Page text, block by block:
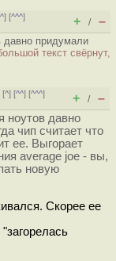
] [^^^]
+ / –
давно придумали
текст свёрнут,
[^] [^^] [^^^]
+ / –
ноутов давно
чип считает что
ее. Выгорает
average joe - вы,
новую
Скорее ее